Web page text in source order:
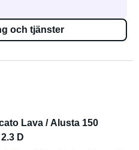
och tjänster
Lava / Alusta 150
D